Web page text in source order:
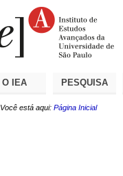
O IEA PESQUISA
Você está aqui: Página Inicial